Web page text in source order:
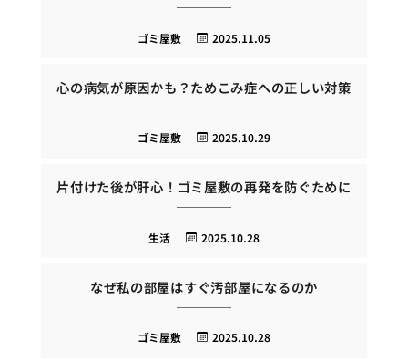
2025.11.05
ゴミ屋敷
心の病気が原因かも？ためこみ症への正しい対策
2025.10.29
ゴミ屋敷
片付けた後が肝心！ゴミ屋敷の再発を防ぐために
2025.10.28
生活
なぜ私の部屋はすぐ汚部屋になるのか
2025.10.28
ゴミ屋敷